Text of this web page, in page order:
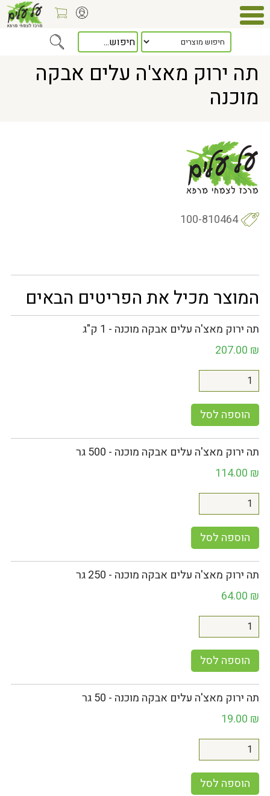
> תה ירוק מאצ'ה עלים אבקה מוכנה
תה ירוק מאצ'ה עלים אבקה
מוכנה
100-810464
המוצר מכיל את הפריטים הבאים
תה ירוק מאצ'ה עלים אבקה מוכנה - 1 ק"ג
207.00 ₪
הוספה לסל
תה ירוק מאצ'ה עלים אבקה מוכנה - 500 גר
114.00 ₪
הוספה לסל
תה ירוק מאצ'ה עלים אבקה מוכנה - 250 גר
64.00 ₪
הוספה לסל
תה ירוק מאצ'ה עלים אבקה מוכנה - 50 גר
19.00 ₪
הוספה לסל